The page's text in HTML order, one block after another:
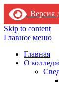
Версия
Skip to content
Главное меню
Главная
О